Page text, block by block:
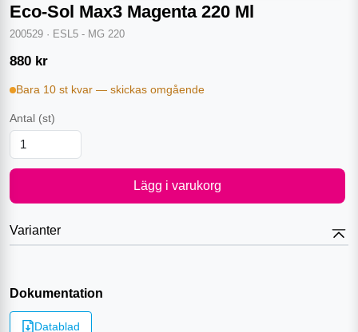
Eco-Sol Max3 Magenta 220 Ml
200529 · ESL5 - MG 220
880 kr
Bara 10 st kvar — skickas omgående
Antal (st)
Lägg i varukorg
Varianter
Dokumentation
Datablad